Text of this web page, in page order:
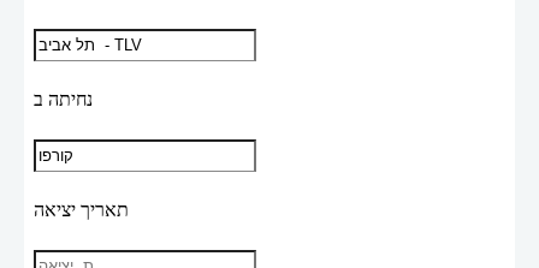
נחיתה ב
תאריך יציאה